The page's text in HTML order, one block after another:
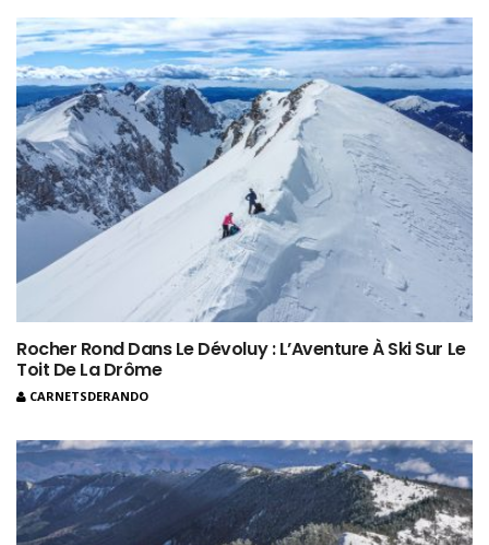
Rocher Rond Dans Le Dévoluy : L’Aventure À Ski Sur Le
Toit De La Drôme
CARNETSDERANDO